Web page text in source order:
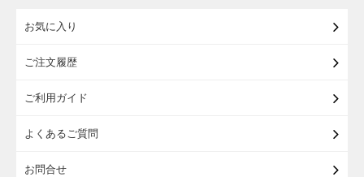
お気に入り
ご注文履歴
ご利用ガイド
よくあるご質問
お問合せ